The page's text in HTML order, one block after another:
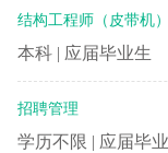
结构工程师（皮带机）
本科 | 应届毕业生
招聘管理
学历不限 | 应届毕